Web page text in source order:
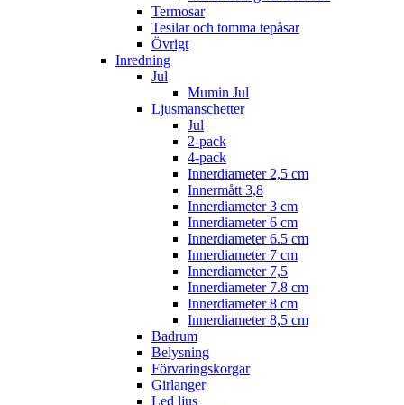
Termosar
Tesilar och tomma tepåsar
Övrigt
Inredning
Jul
Mumin Jul
Ljusmanschetter
Jul
2-pack
4-pack
Innerdiameter 2,5 cm
Innermått 3,8
Innerdiameter 3 cm
Innerdiameter 6 cm
Innerdiameter 6.5 cm
Innerdiameter 7 cm
Innerdiameter 7,5
Innerdiameter 7.8 cm
Innerdiameter 8 cm
Innerdiameter 8,5 cm
Badrum
Belysning
Förvaringskorgar
Girlanger
Led ljus